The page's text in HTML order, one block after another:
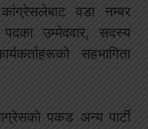
वडा नम्बर
उम्मेदवार, सदस्य
सहभागिता
पकड अन्य पार्टी